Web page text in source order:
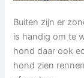
Buiten zijn er
is handig om te
hond daar ook
hond zien